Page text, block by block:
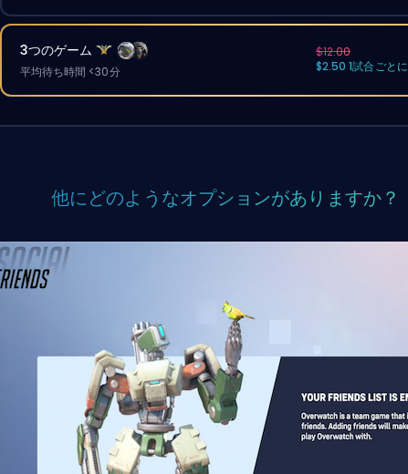
3つのゲーム
平均待ち時間 <30分
$12.00
$2.50 1試合ごとに
他にどのようなオプションがありますか？